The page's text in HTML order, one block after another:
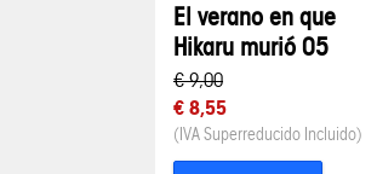
El verano en que
Hikaru murió 05
€ 9,00
€ 8,55
(IVA Superreducido Incluido)